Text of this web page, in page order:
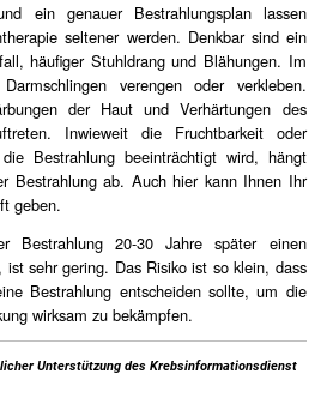
ein genauer Bestrahlungsplan lassen
seltener werden. Denkbar sind ein
häufiger Stuhldrang und Blähungen. Im
verengen oder verkleben.
der Haut und Verhärtungen des
Inwieweit die Fruchtbarkeit oder
Bestrahlung beeinträchtigt wird, hängt
Bestrahlung ab. Auch hier kann Ihnen Ihr
geben.
Bestrahlung 20-30 Jahre später einen
ist sehr gering. Das Risiko ist so klein, dass
Bestrahlung entscheiden sollte, um die
wirksam zu bekämpfen.
Unterstützung des Krebsinformationsdienst